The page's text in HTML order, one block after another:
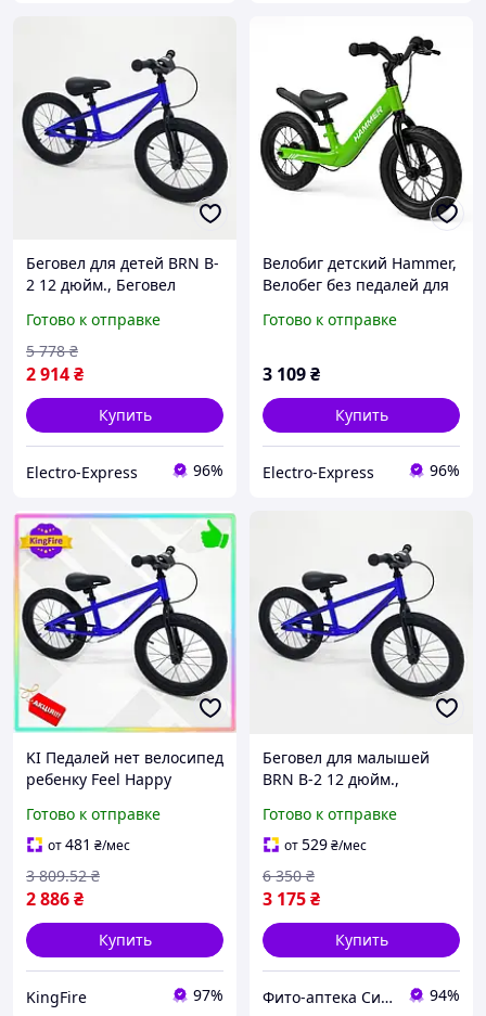
Беговел для детей BRN B-
2 12 дюйм., Беговел
мальчика PR-91
Готово к отправке
2 914₴
5 778 ₴
Купить
Electro-Express 96%
Велобиг детский Hammer,
Велобег без педалей для
велосипед ребенку IM-82
Готово к отправке
3 109₴
Купить
Electro-Express 96%
KI Педалей нет велосипед
ребенку Feel Happy
малышей с ручным
тормозом для развития
FIR41_R
Готово к отправке
от481 ₴/мес
2 886₴
3 809.52 ₴
Купить
KingFire 97%
Беговел для малышей
BRN B-2 12 дюйм.,
Велосипеды малышей
Детские велосипеды YR-
87
Готово к отправке
от529₴/мес
3 175₴
6 350 ₴
Купить
Фито-аптека Сила рослин 94%